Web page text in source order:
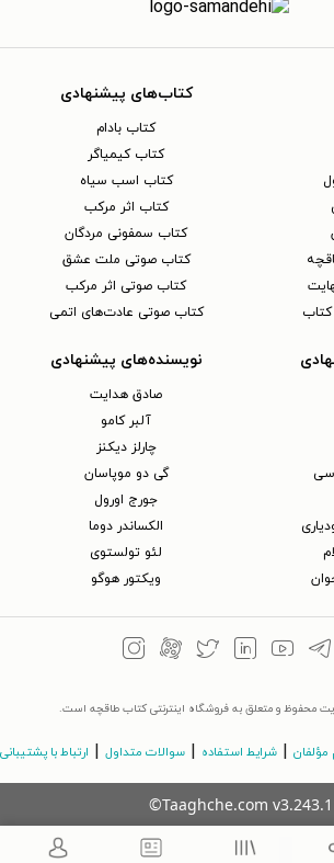
کتاب‌های پیشنهادی
کتاب بادام
کتاب کیمیاگر
کتاب اسب سیاه
کتاب اثر مرکب
کتاب سمفونی مردگان
کتاب صوتی ملت عشق
کتاب صوتی اثر مرکب
کتاب صوتی عادت‌های اتمی
نویسنده‌های پیشنهادی
صادق هدایت
آلبر کامو
چارلز دیکنز
گی دو موپاسان
جورج اورول
الکساندر دوما
لئو تولستوی
ویکتور هوگو
محفوظ و متعلق به فروشگاه اینترنتی کتاب طاقچه است.
مؤلفان شرایط استفاده سوالات متداول ارتباط با پشتیبانی
©Taaghche.com v